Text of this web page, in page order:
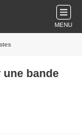
MENU
une bande